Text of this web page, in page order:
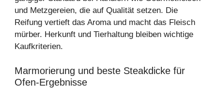
und Metzgereien, die auf Qualität setzen. Die
Reifung vertieft das Aroma und macht das Fleisch
mürber. Herkunft und Tierhaltung bleiben wichtige
Kaufkriterien.
Marmorierung und beste Steakdicke für
Ofen‑Ergebnisse